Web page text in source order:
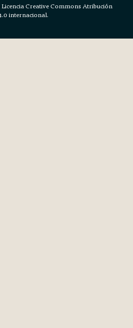
Creative Commons Atribución
internacional.